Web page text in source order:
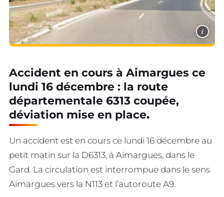
i
Accident en cours à Aimargues ce
lundi 16 décembre : la route
départementale 6313 coupée,
déviation mise en place.
Un accident est en cours ce lundi 16 décembre au
petit matin sur la D6313, à Aimargues, dans le
Gard. La circulation est interrompue dans le sens
Aimargues vers la N113 et l’autoroute A9.